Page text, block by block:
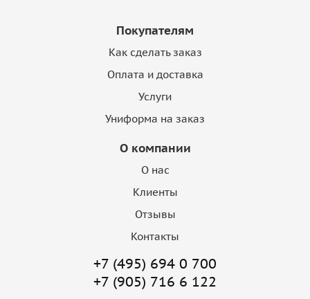
Покупателям
Как сделать заказ
Оплата и доставка
Услуги
Униформа на заказ
О компании
О нас
Клиенты
Отзывы
Контакты
+7 (495) 694 0 700
+7 (905) 716 6 122